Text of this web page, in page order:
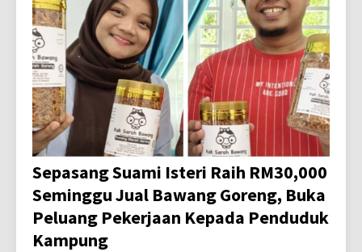
Sepasang Suami Isteri Raih RM30,000
Seminggu Jual Bawang Goreng, Buka
Peluang Pekerjaan Kepada Penduduk
Kampung